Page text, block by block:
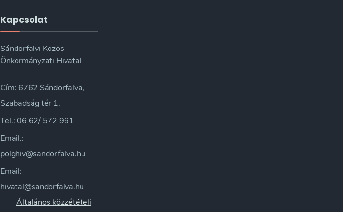
Kapcsolat
Sándorfalvi Közös
Önkormányzati Hivatal
Cím: 6762 Sándorfalva,
Szabadság tér 1.
Tel.: 06 62/ 572 961
Email.:
polghiv@sandorfalva.hu
Email:
hivatal@sandorfalva.hu
Általános közzétételi